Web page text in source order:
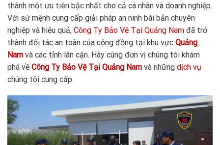
thành một ưu tiên bậc nhất cho cả cá nhân và doanh nghiệp.
Với sứ mệnh cung cấp giải pháp an ninh bài bản chuyên
nghiệp và hiệu quả, Công Ty Bảo Vệ Tại Quảng Nam đã trở
thành đối tác an toàn của cộng đồng tại khu vực Quảng
Nam và các tỉnh lân cận. Hãy cùng đơn vị chúng tôi khám
phá về Công Ty Bảo Vệ Tại Quảng Nam và những dịch vụ
chúng tôi cung cấp.